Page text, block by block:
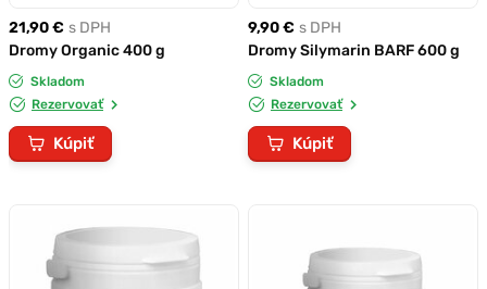
21,90 € s DPH
Dromy Organic 400 g
Skladom
Rezervovať
Kúpiť
9,90 € s DPH
Dromy Silymarin BARF 600 g
Skladom
Rezervovať
Kúpiť